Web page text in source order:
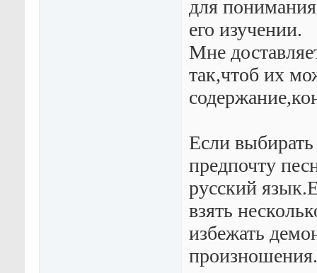
для понимания
его изучении.
Мне
так,чтоб их
Если
предпочту
русский
взять
избежать
произношения.